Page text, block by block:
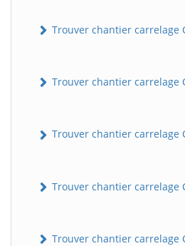
Trouver chantier carrelage
Trouver chantier carrelage
Trouver chantier carrelage
Trouver chantier carrelage
Trouver chantier carrelage